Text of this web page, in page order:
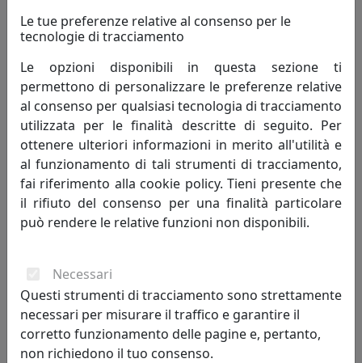
PLAFONIERA COLLEZIONE B&W C2333-08 SMALTO NERO
Ferroluce
348,00 €
PLAFONIERA C985-NEC COLLEZIONE PI FINITURA NERO
Le tue preferenze relative al consenso per le
tecnologie di tracciamento
Le opzioni disponibili in questa sezione ti
permettono di personalizzare le preferenze relative
al consenso per qualsiasi tecnologia di tracciamento
utilizzata per le finalità descritte di seguito. Per
ottenere ulteriori informazioni in merito all'utilità e
al funzionamento di tali strumenti di tracciamento,
fai riferimento alla cookie policy. Tieni presente che
il rifiuto del consenso per una finalità particolare
può rendere le relative funzioni non disponibili.
Necessari
Questi strumenti di tracciamento sono strettamente
necessari per misurare il traffico e garantire il
corretto funzionamento delle pagine e, pertanto,
non richiedono il tuo consenso.